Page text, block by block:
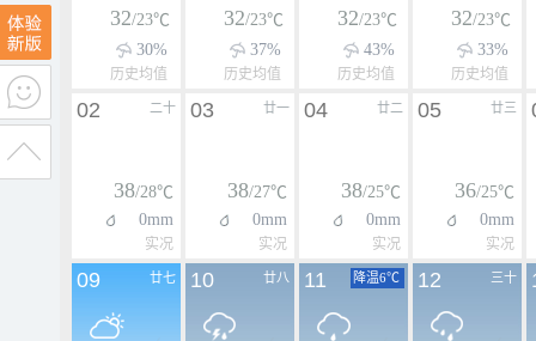
32/23℃
30%
历史均值
32/23℃
37%
历史均值
32/23℃
43%
历史均值
32/23℃
33%
历史均值
二十
02
38/28℃
0mm
实况
廿一
03
38/27℃
0mm
实况
廿二
04
38/25℃
0mm
实况
廿三
05
36/25℃
0mm
实况
廿七
09 廿八
10 降温6℃
11 三十
12